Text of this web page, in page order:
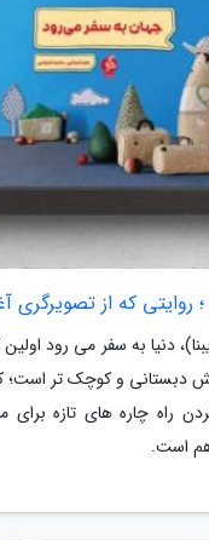
روایتی که از تصویرگری
دنیا به سفر می رود
دبستانی و کوچک تر است؛
راه چاره های تازه
است.